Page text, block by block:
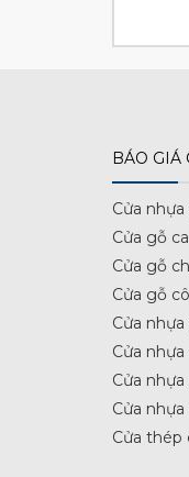
BÁO GIÁ
Cửa
Cửa gỗ
Cửa gỗ
Cửa gỗ
Cửa
Cửa
Cửa
Cửa
Cửa thép